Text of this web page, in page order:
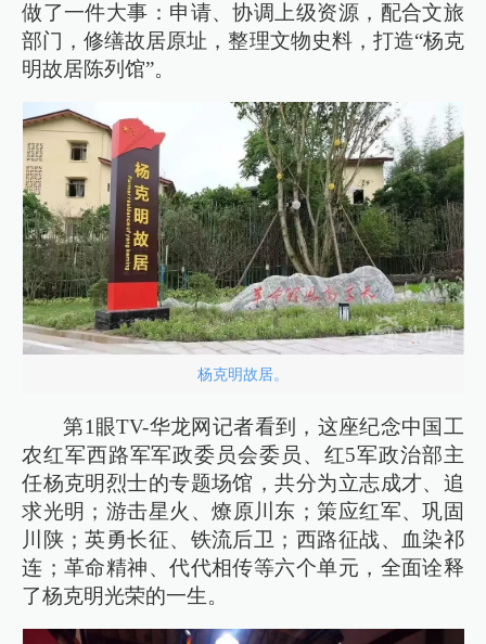
做了一件大事：申请、协调上级资源，配合文旅
部门，修缮故居原址，整理文物史料，打造“杨克
明故居陈列馆”。
杨克明故居。
第1眼TV-华龙网记者看到，这座纪念中国工
农红军西路军军政委员会委员、红5军政治部主
任杨克明烈士的专题场馆，共分为立志成才、追
求光明；游击星火、燎原川东；策应红军、巩固
川陕；英勇长征、铁流后卫；西路征战、血染祁
连；革命精神、代代相传等六个单元，全面诠释
了杨克明光荣的一生。